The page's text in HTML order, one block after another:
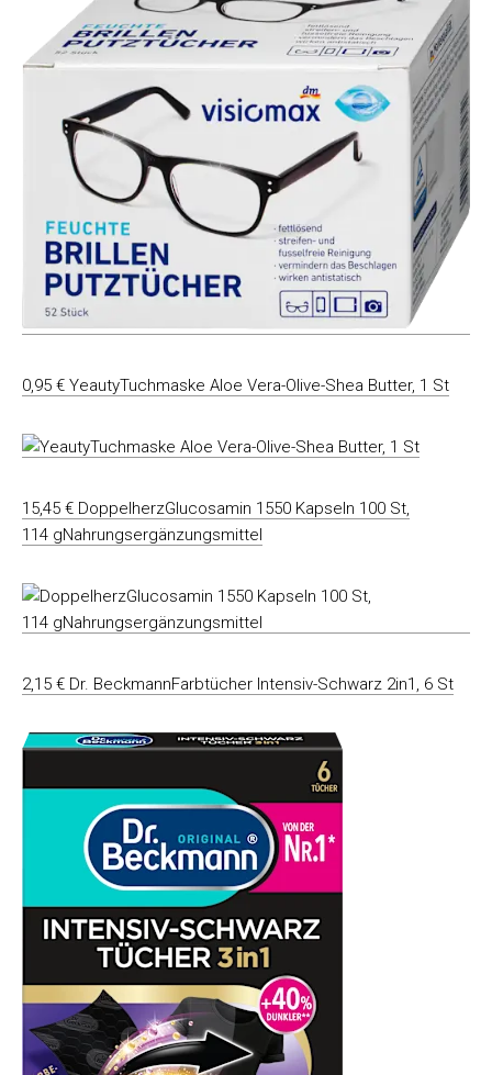
0,95 € YeautyTuchmaske Aloe Vera-Olive-Shea Butter, 1 St
15,45 € DoppelherzGlucosamin 1550 Kapseln 100 St,
114 gNahrungsergänzungsmittel
2,15 € Dr. BeckmannFarbtücher Intensiv-Schwarz 2in1, 6 St